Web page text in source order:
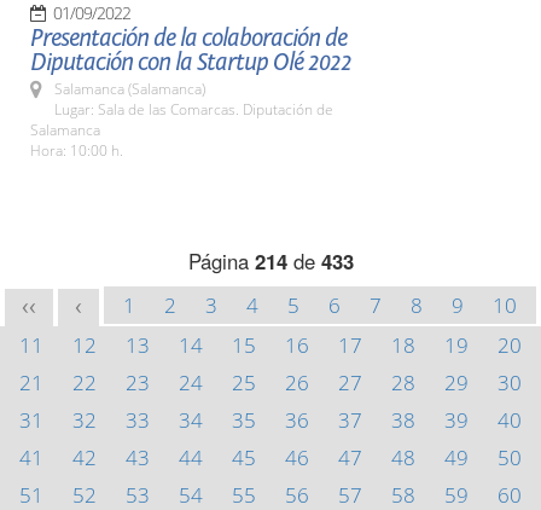
01/09/2022
Presentación de la colaboración de
Diputación con la Startup Olé 2022
Salamanca (Salamanca)
Lugar: Sala de las Comarcas. Diputación de
Salamanca
Hora: 10:00 h.
Página 214de 433
<< < 1 2 3 4 5 6 7 8 9
10
11
12 13 14 15 16 17 18 19
20
21
22 23 24 25 26 27 28 29
30
31
32 33 34 35 36 37 38 39
40
41
42 43 44 45 46 47 48 49
50
51
52 53 54 55 56 57 58 59
60